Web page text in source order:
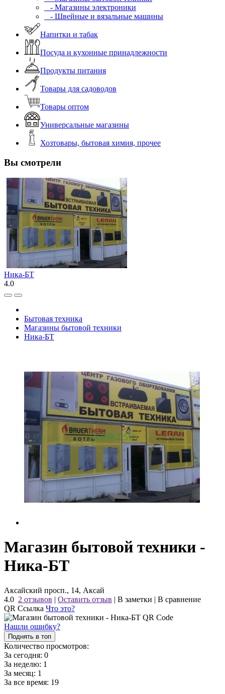
- Магазины электроники
- Швейные и вязальные машины
Напитки и табак
Посуда и кухонные принадлежности
Продукты питания
Товары для садоводов
Товары оптом
Универсальные магазины
Хозтовары, бытовая химия, прочее
Вы смотрели
Ника-БТ
4.0
Бытовая техника
Магазины бытовой техники
Ника-БТ
Магазин бытовой техники -
Ника-БТ
Аксайский просп., 14, Аксай
4.0 2 отзывов | Оставить отзыв | В заметки | В сравнение
QR Ссылка Что это?
Нашли ошибку?
Поднять в топ
Количество просмотров:
За сегодня: 0
За неделю: 1
За месяц: 1
За все время: 19